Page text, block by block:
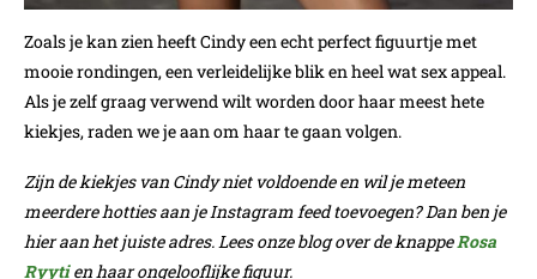
Zoals je kan zien heeft Cindy een echt perfect figuurtje met
mooie rondingen, een verleidelijke blik en heel wat sex appeal.
Als je zelf graag verwend wilt worden door haar meest hete
kiekjes, raden we je aan om haar te gaan volgen.
Zijn de kiekjes van Cindy niet voldoende en wil je meteen
meerdere hotties aan je Instagram feed toevoegen? Dan ben je
hier aan het juiste adres. Lees onze blog over de knappeRosa
Ryytien haar ongelooflijke figuur.